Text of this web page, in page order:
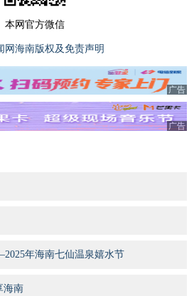
本网官方微信
网海南版权及免责声明
广告
广告
年海南七仙温泉嬉水节
海南